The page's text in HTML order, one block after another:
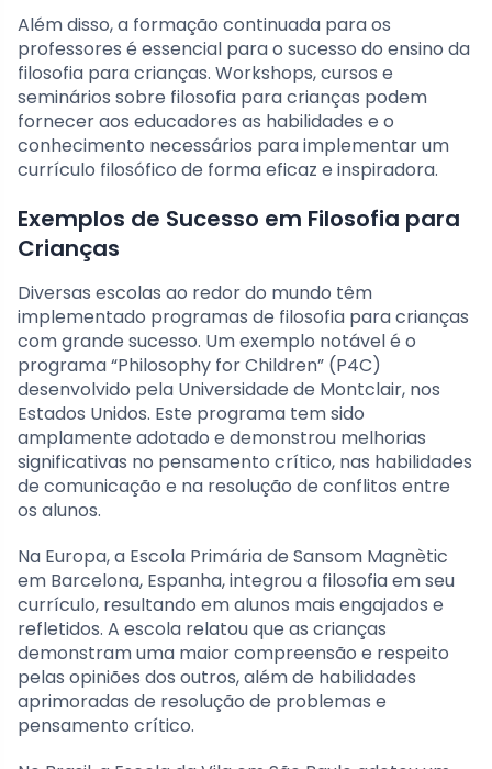
Além disso, a formação continuada para os
professores é essencial para o sucesso do ensino da
filosofia para crianças. Workshops, cursos e
seminários sobre filosofia para crianças podem
fornecer aos educadores as habilidades e o
conhecimento necessários para implementar um
currículo filosófico de forma eficaz e inspiradora.
Exemplos de Sucesso em Filosofia para
Crianças
Diversas escolas ao redor do mundo têm
implementado programas de filosofia para crianças
com grande sucesso. Um exemplo notável é o
programa “Philosophy for Children” (P4C)
desenvolvido pela Universidade de Montclair, nos
Estados Unidos. Este programa tem sido
amplamente adotado e demonstrou melhorias
significativas no pensamento crítico, nas habilidades
de comunicação e na resolução de conflitos entre
os alunos.
Na Europa, a Escola Primária de Sansom Magnètic
em Barcelona, Espanha, integrou a filosofia em seu
currículo, resultando em alunos mais engajados e
refletidos. A escola relatou que as crianças
demonstram uma maior compreensão e respeito
pelas opiniões dos outros, além de habilidades
aprimoradas de resolução de problemas e
pensamento crítico.